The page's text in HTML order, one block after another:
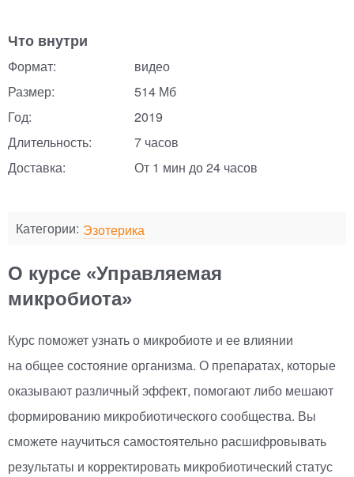
Что внутри
Формат:
видео
Размер:
514 Мб
Год:
2019
Длительность:
7 часов
Доставка:
От 1 мин до 24 часов
Категории: Эзотерика
О курсе «Управляемая
микробиота»
Курс поможет узнать о микробиоте и ее влиянии
на общее состояние организма. О препаратах, которые
оказывают различный эффект, помогают либо мешают
формированию микробиотического сообщества. Вы
сможете научиться самостоятельно расшифровывать
результаты и корректировать микробиотический статус